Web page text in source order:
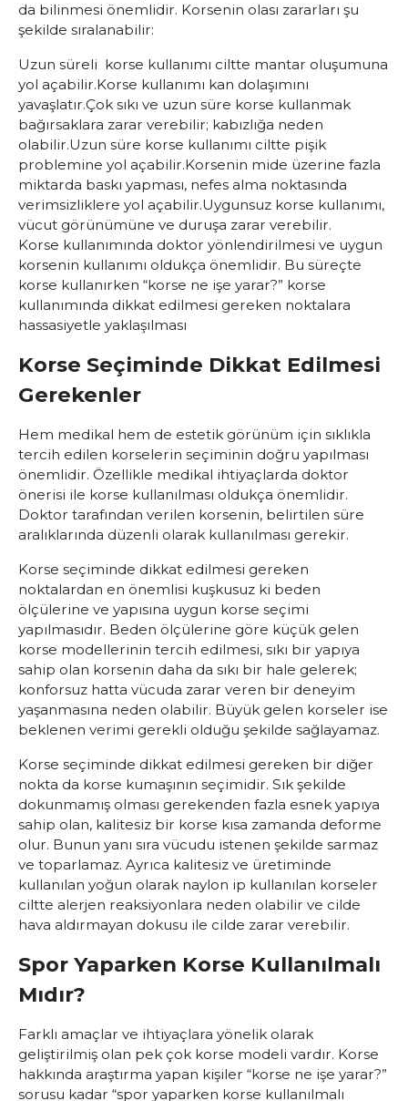
da bilinmesi önemlidir. Korsenin olası zararları şu
şekilde sıralanabilir:
Uzun süreli korse kullanımı ciltte mantar oluşumuna
yol açabilir.Korse kullanımı kan dolaşımını
yavaşlatır.Çok sıkı ve uzun süre korse kullanmak
bağırsaklara zarar verebilir; kabızlığa neden
olabilir.Uzun süre korse kullanımı ciltte pişik
problemine yol açabilir.Korsenin mide üzerine fazla
miktarda baskı yapması, nefes alma noktasında
verimsizliklere yol açabilir.Uygunsuz korse kullanımı,
vücut görünümüne ve duruşa zarar verebilir.
Korse kullanımında doktor yönlendirilmesi ve uygun
korsenin kullanımı oldukça önemlidir. Bu süreçte
korse kullanırken “korse ne işe yarar?” korse
kullanımında dikkat edilmesi gereken noktalara
hassasiyetle yaklaşılması
Korse Seçiminde Dikkat Edilmesi
Gerekenler
Hem medikal hem de estetik görünüm için sıklıkla
tercih edilen korselerin seçiminin doğru yapılması
önemlidir. Özellikle medikal ihtiyaçlarda doktor
önerisi ile korse kullanılması oldukça önemlidir.
Doktor tarafından verilen korsenin, belirtilen süre
aralıklarında düzenli olarak kullanılması gerekir.
Korse seçiminde dikkat edilmesi gereken
noktalardan en önemlisi kuşkusuz ki beden
ölçülerine ve yapısına uygun korse seçimi
yapılmasıdır. Beden ölçülerine göre küçük gelen
korse modellerinin tercih edilmesi, sıkı bir yapıya
sahip olan korsenin daha da sıkı bir hale gelerek;
konforsuz hatta vücuda zarar veren bir deneyim
yaşanmasına neden olabilir. Büyük gelen korseler ise
beklenen verimi gerekli olduğu şekilde sağlayamaz.
Korse seçiminde dikkat edilmesi gereken bir diğer
nokta da korse kumaşının seçimidir. Sık şekilde
dokunmamış olması gerekenden fazla esnek yapıya
sahip olan, kalitesiz bir korse kısa zamanda deforme
olur. Bunun yanı sıra vücudu istenen şekilde sarmaz
ve toparlamaz. Ayrıca kalitesiz ve üretiminde
kullanılan yoğun olarak naylon ip kullanılan korseler
ciltte alerjen reaksiyonlara neden olabilir ve cilde
hava aldırmayan dokusu ile cilde zarar verebilir.
Spor Yaparken Korse Kullanılmalı
Mıdır?
Farklı amaçlar ve ihtiyaçlara yönelik olarak
geliştirilmiş olan pek çok korse modeli vardır. Korse
hakkında araştırma yapan kişiler “korse ne işe yarar?”
sorusu kadar “spor yaparken korse kullanılmalı